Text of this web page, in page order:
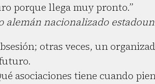
porque llega muy pronto.”
nacionalizado
otras veces, un
asociaciones tiene cuando